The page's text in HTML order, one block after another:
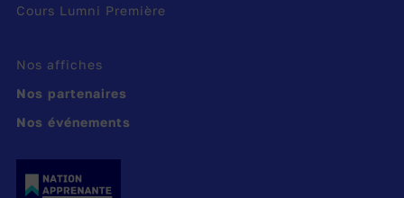
Poème de Paul Verlaine (1844-1896)
👉 Retrouve toutes les vidéos de
base : rap et poésie
Auteur :Clémence Losfeld et Athéna Sol
Producteur :
Cours Lumni Première
Nos affiches
Nos partenaires
Nos événements